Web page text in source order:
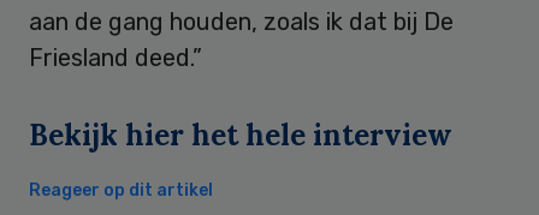
aan de gang houden, zoals ik dat bij De
Friesland deed.”
Bekijk hier het hele interview
Reageer op dit artikel